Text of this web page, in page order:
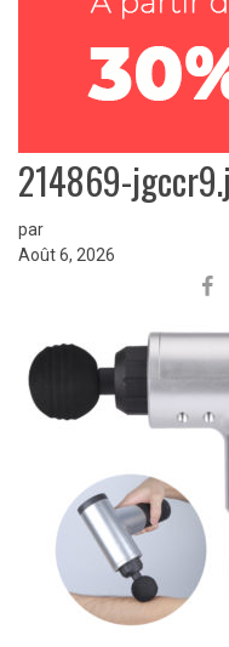
214869-
par
Août 6, 2026